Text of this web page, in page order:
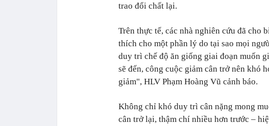
trao đổi chất lại.
Trên thực tế, các nhà nghiên cứu đã cho
thích cho một phần lý do tại sao mọi
duy trì chế độ ăn giống giai đoạn muốn
sẽ đến, công cuộc giảm cân trở nên khó
giảm", HLV Phạm Hoàng Vũ cảnh báo.
Không chỉ khó duy trì cân nặng mong
cân trở lại, thậm chí nhiều hơn trước –